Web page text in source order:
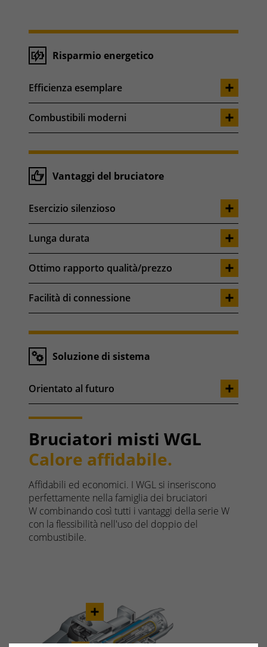
Risparmio energetico
Efficienza esemplare
Combustibili moderni
Vantaggi del bruciatore
Esercizio silenzioso
Lunga durata
Ottimo rapporto qualità/prezzo
Facilità di connessione
Soluzione di sistema
Orientato al futuro
Bruciatori misti WGL
Calore affidabile.
Affidabili ed economici. I WGL si inseriscono
perfettamente nella famiglia dei bruciatori
W combinando così tutti i vantaggi della serie W
con la flessibilità nell'uso del doppio del
combustibile.